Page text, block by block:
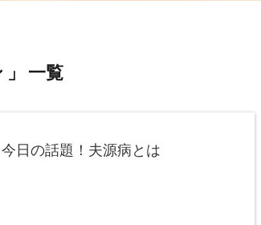
」 一覧
日の話題！夫源病とは